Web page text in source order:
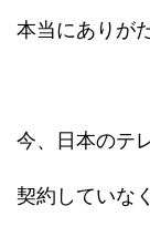
本当にありが
今、日本のテ
契約していな